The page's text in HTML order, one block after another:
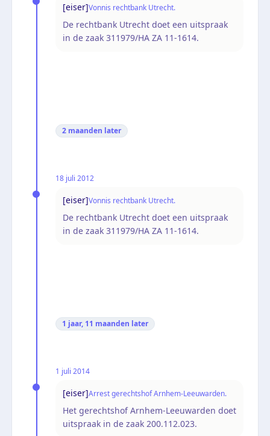
[eiser]Vonnis rechtbank Utrecht.
De rechtbank Utrecht doet een uitspraak
in de zaak 311979/HA ZA 11-1614.
2 maanden later
18 juli 2012
[eiser]Vonnis rechtbank Utrecht.
De rechtbank Utrecht doet een uitspraak
in de zaak 311979/HA ZA 11-1614.
1 jaar, 11 maanden later
1 juli 2014
[eiser]Arrest gerechtshof Arnhem-Leeuwarden.
Het gerechtshof Arnhem-Leeuwarden doet
uitspraak in de zaak 200.112.023.